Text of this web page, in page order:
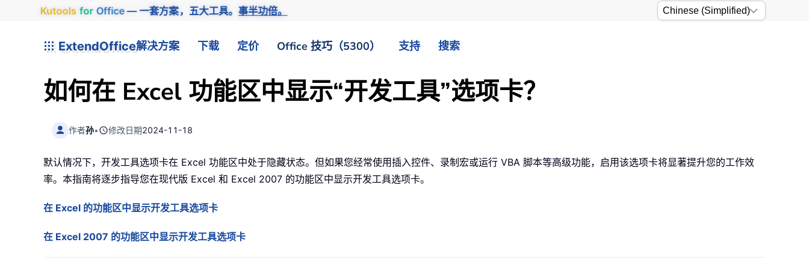
Kutools for Office— 一套方案，五大工具。 事半功倍。
ExtendOffice解决方案 下载 定价 Office 技巧（5300） 支持 搜索
如何在 Excel 功能区中显示“开发工具”选项卡？
作者孙• 修改日期2024-11-18
默认情况下，开发工具选项卡在 Excel 功能区中处于隐藏状态。但如果您经常使用插入控件、录制宏或运行 VBA 脚本等高级功能，启用该选项卡将显著提升您的工作效
率。本指南将逐步指导您在现代版 Excel 和 Excel 2007 的功能区中显示开发工具选项卡。
在 Excel 的功能区中显示开发工具选项卡
在 Excel 2007 的功能区中显示开发工具选项卡